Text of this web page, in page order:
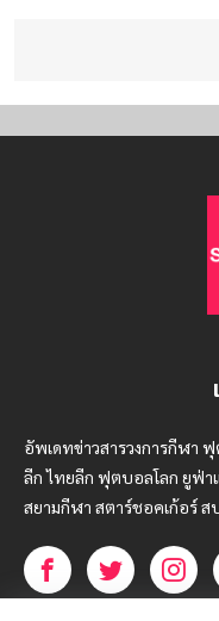
อัพเดทข่าวสารวงการกีฬา
ลีก ไทยลีก ฟุตบอลโลก ยูฟ่า
สยามกีฬา สตาร์ชอคเก้อร์